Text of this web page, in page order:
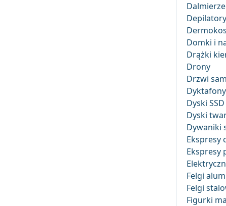
Domki i
Drążki
Drony
Drzwi
Dyktafony
Dyski SSD
Dyski
Dywaniki
Ekspresy
Ekspresy
Felgi
Felgi
Figurki